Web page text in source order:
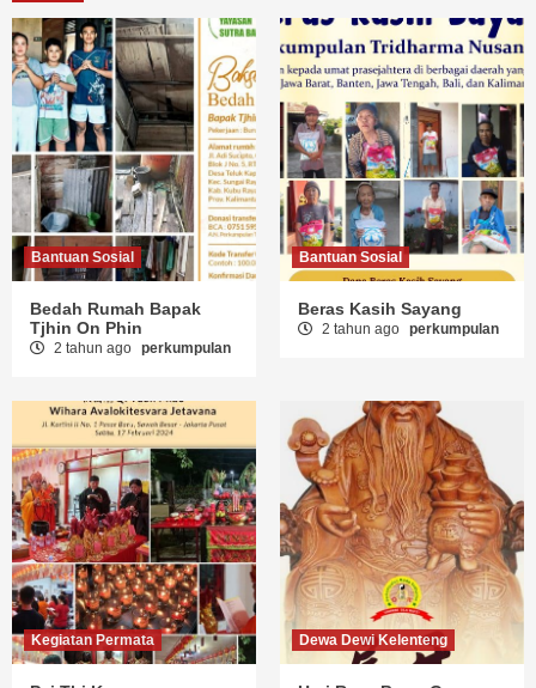
Bantuan Sosial
Bedah Rumah Bapak
Tjhin On Phin
2 tahun ago perkumpulan
Bantuan Sosial
Beras Kasih Sayang
2 tahun ago perkumpulan
Kegiatan Permata Dewa Dewi Kelenteng